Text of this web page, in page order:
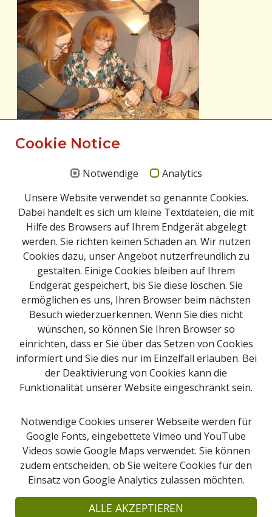
Der Duft der Rauhnächte -
| Kräuter- und Genuss-Workshops
In der stillen Zeit des Jahres laden wir zu einer
besonderen Veranstaltung rund um das Räuchern
mit Kräutern ein.
Weiterlesen
Impressum
Newsletter Anmeldung
Kontakt
Downloads
Suche
© 2026 Copyright Naturpark Obst-Hügel-Land
Naturpark Obst-Hügel-Land, Kirchenplatz 1
4076 St. Marienkirchen an der Polsenz
Cookie Notice
Notwendige
Analytics
Unsere Website verwendet so genannte Cookies.
Dabei handelt es sich um kleine Textdateien, die mit
Hilfe des Browsers auf Ihrem Endgerät abgelegt
werden. Sie richten keinen Schaden an. Wir nutzen
Cookies dazu, unser Angebot nutzerfreundlich zu
gestalten. Einige Cookies bleiben auf Ihrem
Endgerät gespeichert, bis Sie diese löschen. Sie
ermöglichen es uns, Ihren Browser beim nächsten
Besuch wiederzuerkennen. Wenn Sie dies nicht
wünschen, so können Sie Ihren Browser so
einrichten, dass er Sie über das Setzen von Cookies
informiert und Sie dies nur im Einzelfall erlauben. Bei
der Deaktivierung von Cookies kann die
Funktionalität unserer Website eingeschränkt sein.
Notwendige Cookies unserer Webseite werden für
Google Fonts, eingebettete Vimeo und YouTube
Videos sowie Google Maps verwendet. Sie können
zudem entscheiden, ob Sie weitere Cookies für den
Einsatz von Google Analytics zulassen möchten.
ALLE AKZEPTIEREN